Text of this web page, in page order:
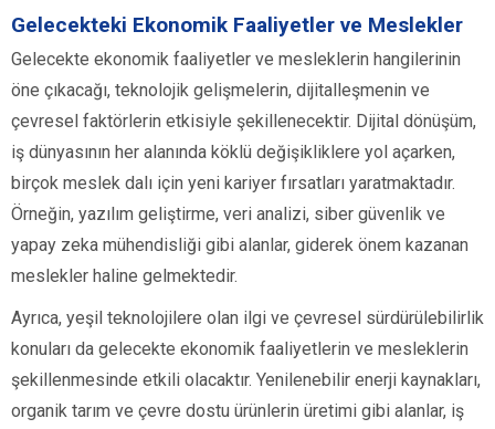
Gelecekteki Ekonomik Faaliyetler ve Meslekler
Gelecekte ekonomik faaliyetler ve mesleklerin hangilerinin
öne çıkacağı, teknolojik gelişmelerin, dijitalleşmenin ve
çevresel faktörlerin etkisiyle şekillenecektir. Dijital dönüşüm,
iş dünyasının her alanında köklü değişikliklere yol açarken,
birçok meslek dalı için yeni kariyer fırsatları yaratmaktadır.
Örneğin, yazılım geliştirme, veri analizi, siber güvenlik ve
yapay zeka mühendisliği gibi alanlar, giderek önem kazanan
meslekler haline gelmektedir.
Ayrıca, yeşil teknolojilere olan ilgi ve çevresel sürdürülebilirlik
konuları da gelecekte ekonomik faaliyetlerin ve mesleklerin
şekillenmesinde etkili olacaktır. Yenilenebilir enerji kaynakları,
organik tarım ve çevre dostu ürünlerin üretimi gibi alanlar, iş